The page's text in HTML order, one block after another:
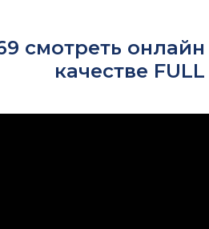
смотреть
качестве